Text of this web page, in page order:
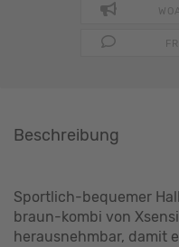
Beschreibung
Sportlich-bequemer
braun-kombi von
herausnehmbar, damit